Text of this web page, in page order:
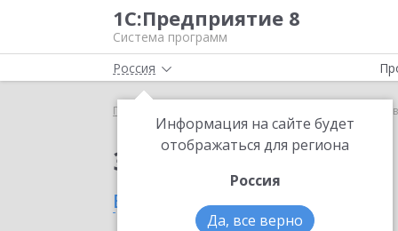
1С:Предприятие 8
Система программ
Россия
Информация на сайте будет
отображаться для региона
Россия
Да, все верно
Главная 1С:Лизинг
Заказать 1С:Лизинг
в Вельске